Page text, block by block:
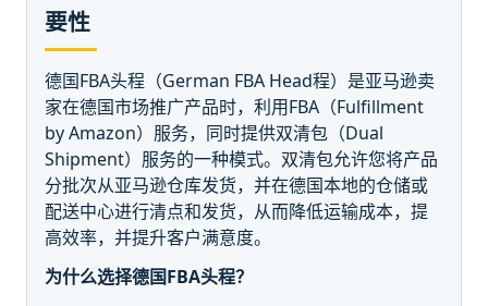
要性
德国FBA头程（German FBA Head程）是亚马逊卖
家在德国市场推广产品时，利用FBA（Fulfillment
by Amazon）服务，同时提供双清包（Dual
Shipment）服务的一种模式。双清包允许您将产品
分批次从亚马逊仓库发货，并在德国本地的仓储或
配送中心进行清点和发货，从而降低运输成本，提
高效率，并提升客户满意度。
为什么选择德国FBA头程？